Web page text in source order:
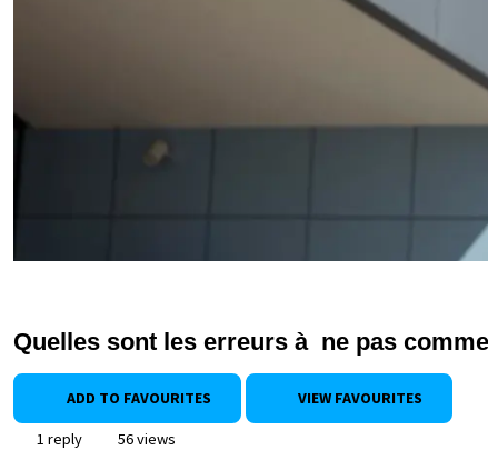
Quelles sont les erreurs à ne pas
ADD TO FAVOURITES VIEW FAVOURITES
1 reply
56 views